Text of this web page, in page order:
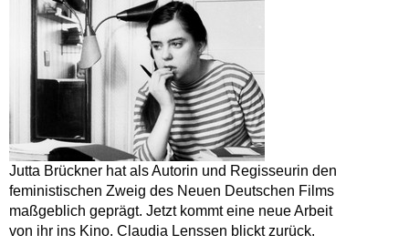
Jutta Brückner hat als Autorin und Regisseurin den
feministischen Zweig des Neuen Deutschen Films
maßgeblich geprägt. Jetzt kommt eine neue Arbeit
von ihr ins Kino. Claudia Lenssen blickt zurück.